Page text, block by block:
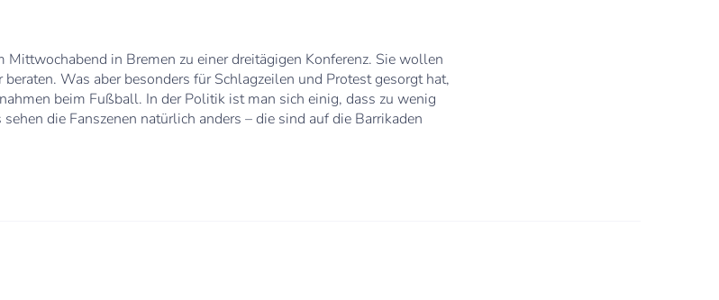
in Bremen zu einer dreitägigen Konferenz. Sie wollen
Was aber besonders für Schlagzeilen und Protest gesorgt hat,
beim Fußball. In der Politik ist man sich einig, dass zu wenig
die Fanszenen natürlich anders – die sind auf die Barrikaden